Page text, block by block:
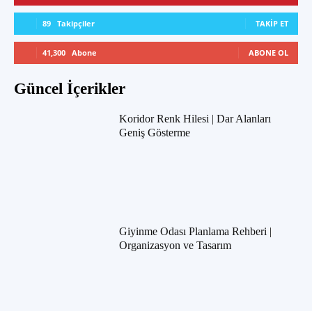
89 Takipçiler TAKIP ET
41,300 Abone ABONE OL
Güncel İçerikler
Koridor Renk Hilesi | Dar Alanları
Geniş Gösterme
Giyinme Odası Planlama Rehberi |
Organizasyon ve Tasarım